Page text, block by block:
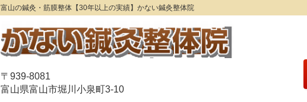
富山の鍼灸・筋膜整体【30年以上の実績】かない鍼灸整体院
〒939-8081
富山県富山市堀川小泉町3-10